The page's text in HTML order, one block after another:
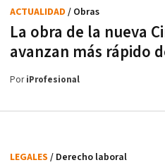
La obra de la nueva
avanzan más rápido
ACTUALIDAD / Obras
PoriProfesional
LEGALES / Derecho laboral